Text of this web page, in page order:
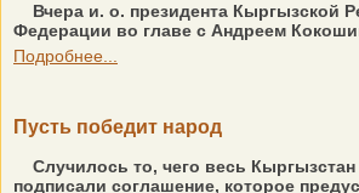
Вчера и. о. президента Кыргызской
Федерации во главе с Андреем
Подробнее...
Пусть победит народ
Случилось то, чего весь
подписали соглашение, которое